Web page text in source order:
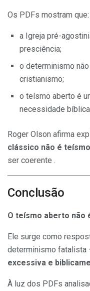
Os PDFs mostram que:
a Igreja pré-
presciência;
o determinismo
cristianismo;
o teísmo aberto é
necessidade
Roger Olson afirma
clássico não é
ser coerente .
Conclusão
O teísmo aberto não
Ele surge como
determinismo fatalista
excessiva e
À luz dos PDFs